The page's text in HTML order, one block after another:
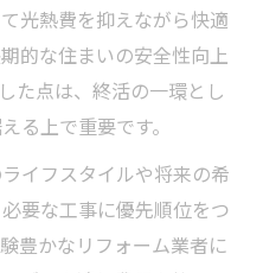
光熱費を抑えながら快適
的な住まいの安全性向上
た点は、終活の一環とし
る上で重要です。
イフスタイルや将来の希
要な工事に優先順位をつ
豊かなリフォーム業者に